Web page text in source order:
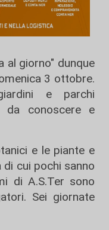
al giorno" dunque
3 ottobre.
e parchi
da conoscere e
e le piante e
di cui pochi sanno
di A.S.Ter sono
Sei giornate